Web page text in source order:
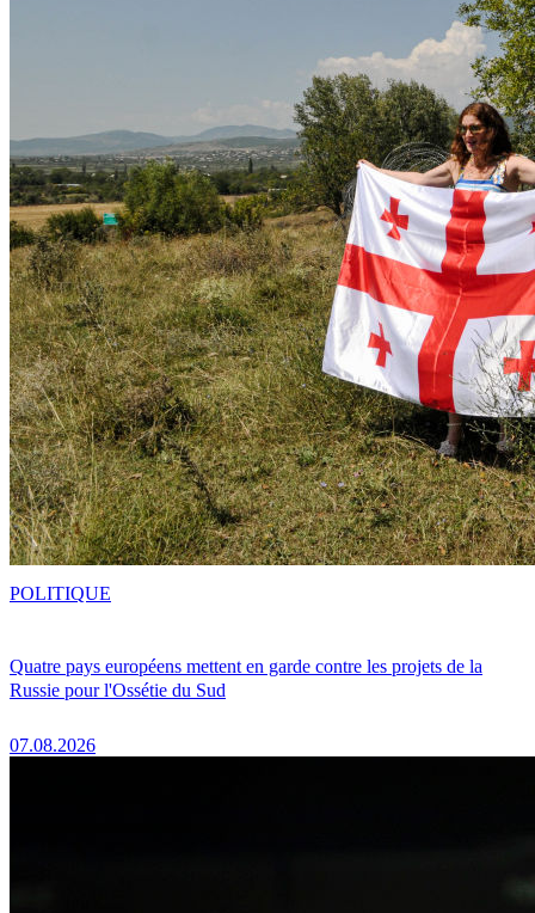
Quatre pays européens mettent en garde contre les projets de la
Russie pour l'Ossétie du Sud
07.08.2026
POLITIQUE